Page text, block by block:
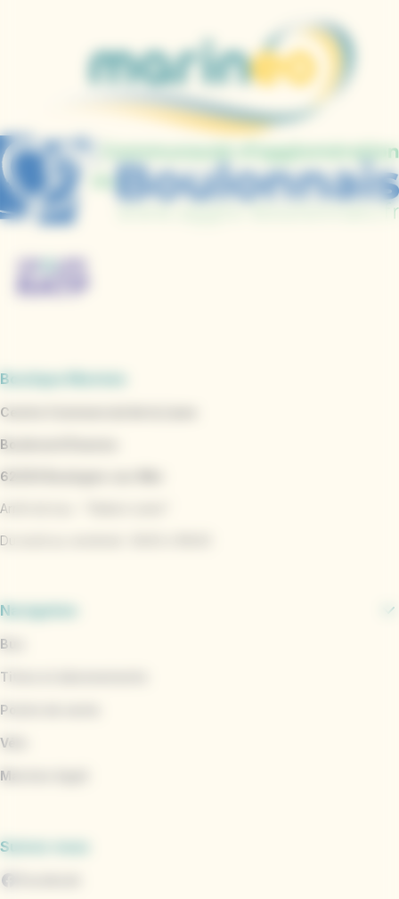
Boutique Marinéo
Centre Commercial de la Liane
Boulevard Daunou
62200 Boulogne-sur-Mer
Arrêt de bus : "Station Liane"
Du lundi au vendredi : 8h30 à 18h30
Navigation
Bus
Titres et abonnements
Points de vente
Vélo
Marinéo Appli
Suivez-nous